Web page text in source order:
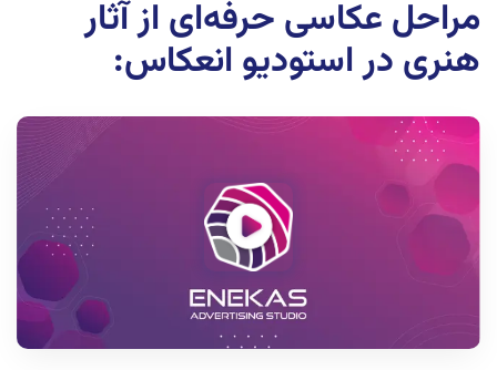
مراحل عکاسی حرفه‌ای از آثار
هنری در استودیو انعکاس: